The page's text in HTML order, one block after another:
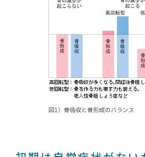
図1）骨吸収と骨形成のバランス